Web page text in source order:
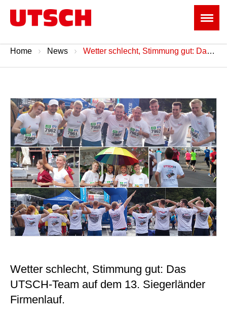
Home News Wetter schlecht, Stimmung gut: Das UTSCH-Team auf dem 13. Siegerländer Firmenlauf.
Wetter schlecht, Stimmung gut: Das
UTSCH-Team auf dem 13. Siegerländer
Firmenlauf.